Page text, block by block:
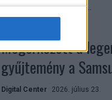
üzleti információkkal...
Megérkezett a
gyűjtemény a
Digital Center 2026. július 23.